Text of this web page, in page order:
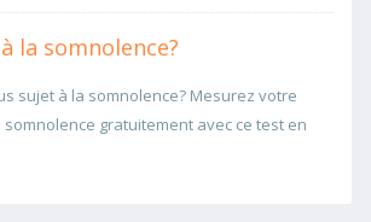
la somnolence?
sujet à la somnolence? Mesurez votre
gratuitement avec ce test en